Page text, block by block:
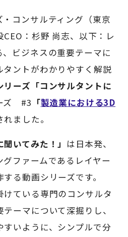
コンサルティング（東京
：杉野 尚志、以下：レ
ビジネスの重要テーマに
タントがわかりやすく解説
リーズ「コンサルタントに
ズ #3 「製造業における3D
ました。
いてみた！」 は日本発、
ファームであるレイヤー
る動画シリーズです。
ている専門のコンサルタ
ーマについて深掘りし、
いように、シンプルで分